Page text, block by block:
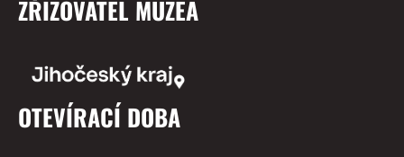
ZŘIZOVATEL MUZEA
OTEVÍRACÍ DOBA